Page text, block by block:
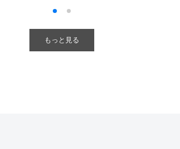
もっと見る